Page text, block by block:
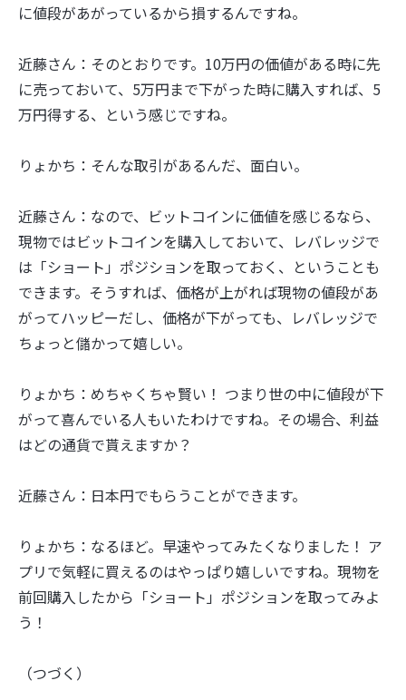
に値段があがっているから損するんですね。
近藤さん：そのとおりです。10万円の価値がある時に先
に売っておいて、5万円まで下がった時に購入すれば、5
万円得する、という感じですね。
りょかち：そんな取引があるんだ、面白い。
近藤さん：なので、ビットコインに価値を感じるなら、
現物ではビットコインを購入しておいて、レバレッジで
は「ショート」ポジションを取っておく、ということも
できます。そうすれば、価格が上がれば現物の値段があ
がってハッピーだし、価格が下がっても、レバレッジで
ちょっと儲かって嬉しい。
りょかち：めちゃくちゃ賢い！ つまり世の中に値段が下
がって喜んでいる人もいたわけですね。その場合、利益
はどの通貨で貰えますか？
近藤さん：日本円でもらうことができます。
りょかち：なるほど。早速やってみたくなりました！ ア
プリで気軽に買えるのはやっぱり嬉しいですね。現物を
前回購入したから「ショート」ポジションを取ってみよ
う！
（つづく）